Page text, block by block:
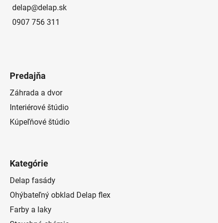
delap@delap.sk
0907 756 311
Predajňa
Záhrada a dvor
Interiérové štúdio
Kúpeľňové štúdio
Kategórie
Delap fasády
Ohýbateľný obklad Delap flex
Farby a laky